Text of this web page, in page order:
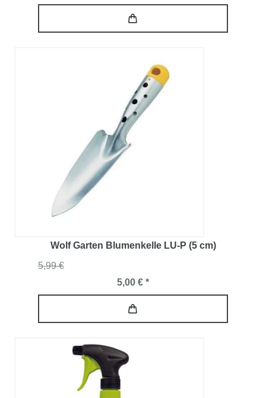
Wolf Garten Blumenkelle LU-P (5 cm)
5,99 €
5,00 € *